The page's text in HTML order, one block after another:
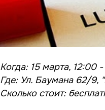
Когда: 15 марта, 12:00
Где: Ул. Баумана 62/9,
Сколько стоит: